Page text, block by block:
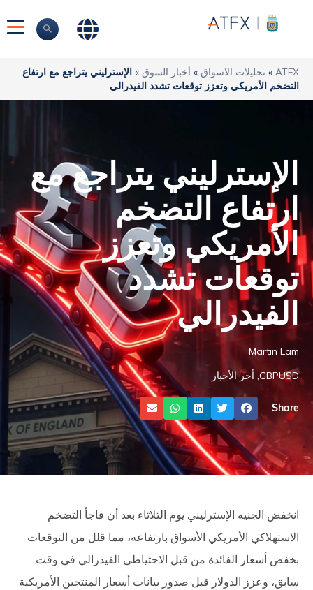
ATFX
» تحليلات الاسواق » أخبار السوق » الإسترليني يتراجع مع ارتفاع
التضخم الأمريكي وتعزز توقعات تشدد الفيدرالي
الإسترليني يتراجع مع
ارتفاع التضخم
الأمريكي وتعزز
توقعات تشدد
الفيدرالي
Martin Lam
GBPUSD أخر الأخبار
Share
انخفض الجنيه الإسترليني يوم الثلاثاء بعد أن فاجأ التضخم
الاستهلاكي الأمريكي الأسواق بارتفاعه، مما قلل من التوقعات
بخفض أسعار الفائدة من قبل الاحتياطي الفيدرالي في وقت
سابق، وعزز الدولار قبل صدور بيانات أسعار المنتجين الأمريكية